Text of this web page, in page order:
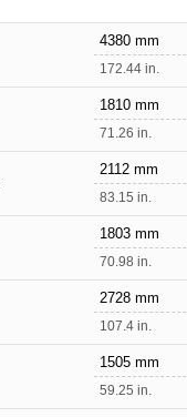
4380 mm
172.44 in.
1810 mm
71.26 in.
2112 mm
83.15 in.
1803 mm
70.98 in.
2728 mm
107.4 in.
1505 mm
59.25 in.